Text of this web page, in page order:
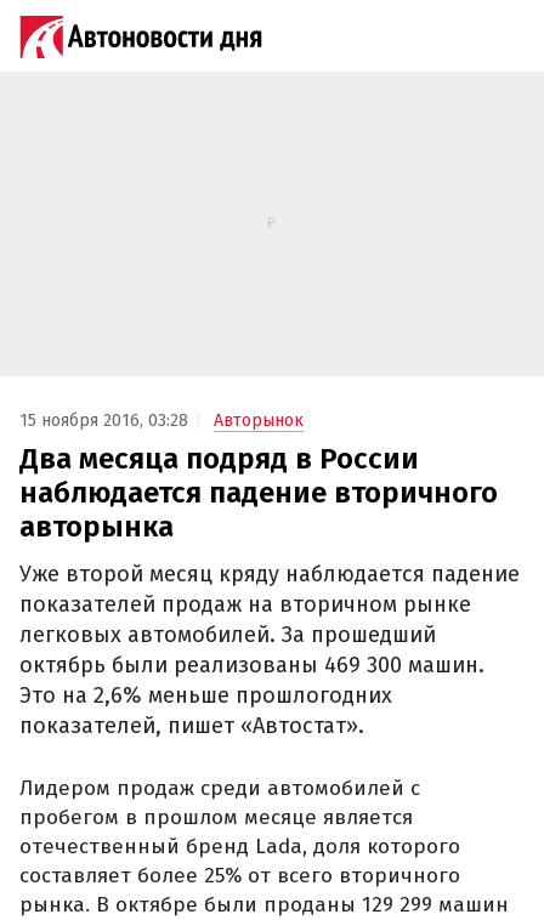
15 ноября 2016, 03:28 Авторынок
Два месяца подряд в России
наблюдается падение вторичного
авторынка
Уже второй месяц кряду наблюдается падение
показателей продаж на вторичном рынке
легковых автомобилей. За прошедший
октябрь были реализованы 469 300 машин.
Это на 2,6% меньше прошлогодних
показателей, пишет «Автостат».
Лидером продаж среди автомобилей с
пробегом в прошлом месяце является
отечественный бренд Lada, доля которого
составляет более 25% от всего вторичного
рынка. В октябре были проданы 129 299 машин